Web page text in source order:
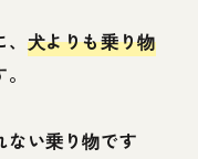
犬よりも乗り物
ない乗り物です